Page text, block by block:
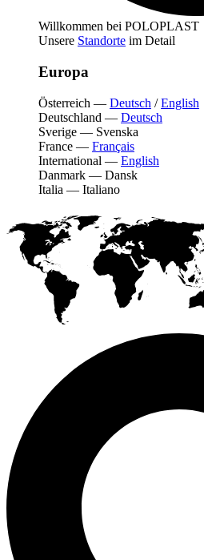
Willkommen bei POLOPLAST
Unsere Standorte im Detail
Europa
Österreich — Deutsch /English
Deutschland — Deutsch
Sverige — Svenska
France — Français
International — English
Danmark — Dansk
Italia — Italiano